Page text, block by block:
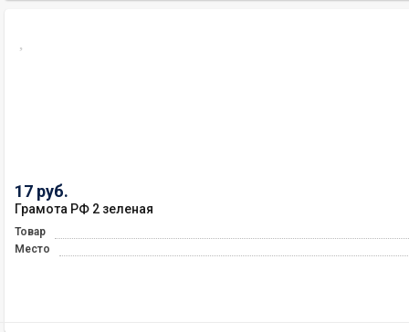
17 руб.
Грамота РФ 2 зеленая
Товар
Место